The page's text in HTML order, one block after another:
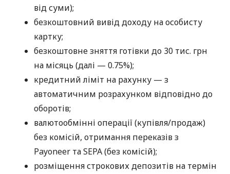
від суми);
безкоштовний вивід доходу на особисту
картку;
безкоштовне зняття готівки до 30 тис. грн
на місяць (далі — 0.75%);
кредитний ліміт на рахунку — з
автоматичним розрахунком відповідно до
оборотів;
валютообмінні операції (купівля/продаж)
без комісій, отримання переказів з
Payoneer та SEPA (без комісій);
розміщення строкових депозитів на термін